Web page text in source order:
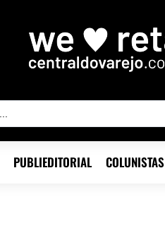
PUBLIEDITORIAL COLUNISTAS